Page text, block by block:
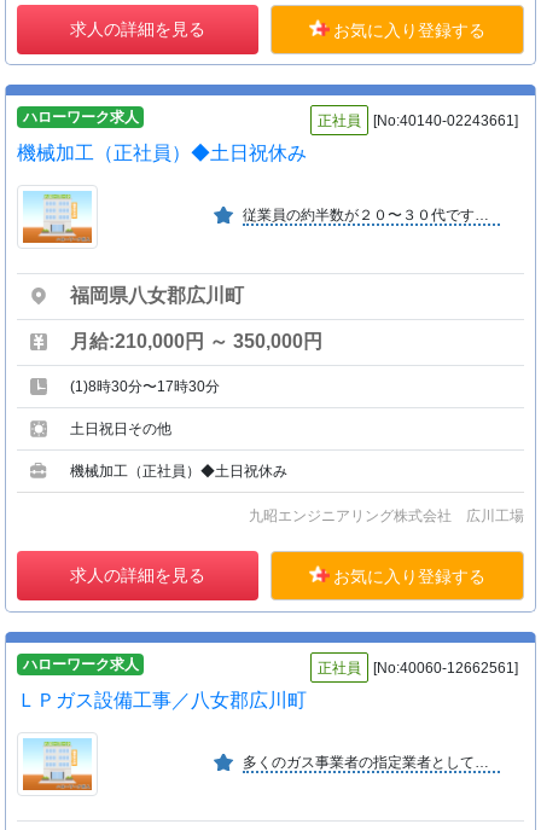
求人の詳細を見る お気に入り登録する
ハローワーク求人 正社員 [No:40140-02243661]
機械加工（正社員）◆土日祝休み
従業員の約半数が２０〜３０代です。平均年齢４２．１歳。先輩たちの前職は電気工事士や鉄筋工、調理師など様々。経験に関係なく、男女共に活躍できる職場です。
福岡県八女郡広川町
月給:210,000円 ～ 350,000円
(1)8時30分〜17時30分
土日祝日その他
機械加工（正社員）◆土日祝休み
九昭エンジニアリング株式会社 広川工場
求人の詳細を見る お気に入り登録する
ハローワーク求人 正社員 [No:40060-12662561]
ＬＰガス設備工事／八女郡広川町
多くのガス事業者の指定業者として実積があるＬＰガス総合エンジニアリング会社です。